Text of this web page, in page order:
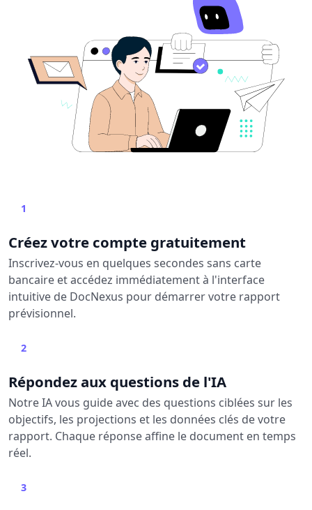
1
Créez votre compte gratuitement
Inscrivez-vous en quelques secondes sans carte
bancaire et accédez immédiatement à l'interface
intuitive de DocNexus pour démarrer votre rapport
prévisionnel.
2
Répondez aux questions de l'IA
Notre IA vous guide avec des questions ciblées sur les
objectifs, les projections et les données clés de votre
rapport. Chaque réponse affine le document en temps
réel.
3